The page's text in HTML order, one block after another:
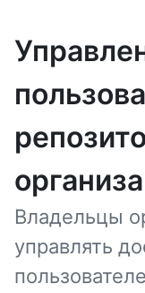
Владельцы
управлять